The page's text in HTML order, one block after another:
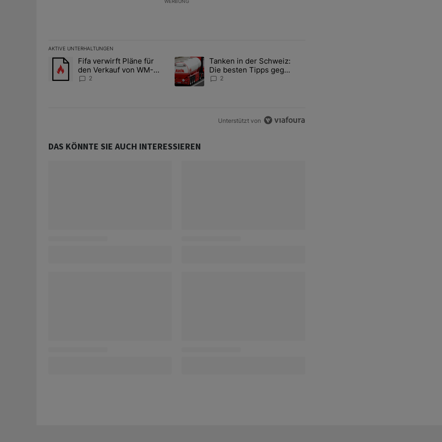
AKTIVE UNTERHALTUNGEN
Das Folgende ist eine Liste der am meisten kommentierten Artikel der letzten 7 days.
Ein Trendartikel mit dem Titel "Fifa verwirft Pläne für den Verkauf von WM-Anteilen" mit 2 kommentare.
Fifa verwirft Pläne für
den Verkauf von WM-
Anteilen
2
Ein Trendartikel mit dem Titel "Tanken in der Schweiz: Die besten Tipps gegen
Tanken in der Schweiz:
Die besten Tipps gegen
teuren Sprit
2
Unterstützt von
DAS KÖNNTE SIE AUCH INTERESSIEREN